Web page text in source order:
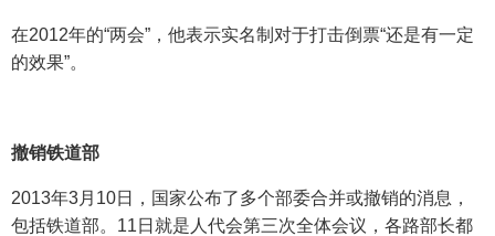
在2012年的“两会”，他表示实名制对于打击倒票“还是有一定
的效果”。
撤销铁道部
2013年3月10日，国家公布了多个部委合并或撤销的消息，
包括铁道部。11日就是人代会第三次全体会议，各路部长都